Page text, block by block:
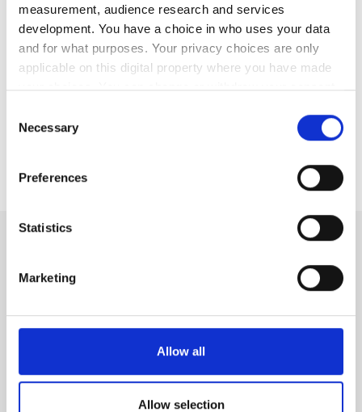
measurement, audience research and services
development. You have a choice in who uses your data
and for what purposes. Your privacy choices are only
applicable on this digital property where you have made
your choices. You can change or withdraw your consent
the Privacy trigger icon.
Collect information about your geographical
meters
Identify your device by actively scanning it for
Find out more about how your personal data is processed
We use cookies to personalise content and ads, to
We also share information about your use of our site with
our social media, advertising and analytics partners who
Selection
Necessary
Preferences
Statistics
Marketing
Allow all
Allow selection
夜間の筋肉のけいれん
尿意の頻発、特に夜間
あなたは高リスク群に属してい
CKDの段階を詳しく分析する前に、自分がこの病気に
かかりやすいかどうかを認識することが重要です。